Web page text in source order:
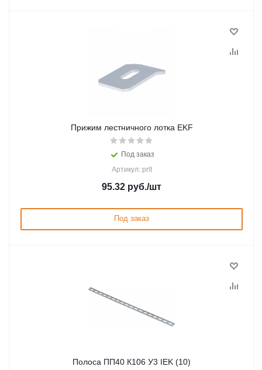
Прижим лестничного лотка EKF
Под заказ
Артикул: prlt
95.32 руб./шт
Под заказ
Полоса ПП40 К106 У3 IEK (10)